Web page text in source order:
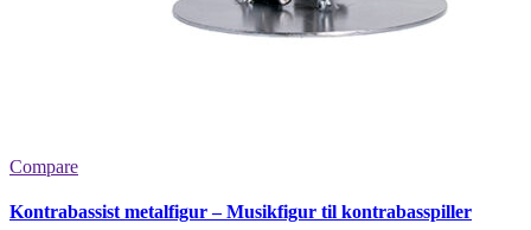
Compare
Kontrabassist metalfigur – Musikfigur til kontrabasspiller